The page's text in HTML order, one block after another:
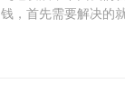
钱，首先需要解决的